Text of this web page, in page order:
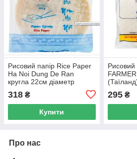
Рисовий папір Rice Paper
Ha Noi Dung De Ran
кругла 22см діаметр
318 ₴
Купити
Рисовий
295₴
Про нас